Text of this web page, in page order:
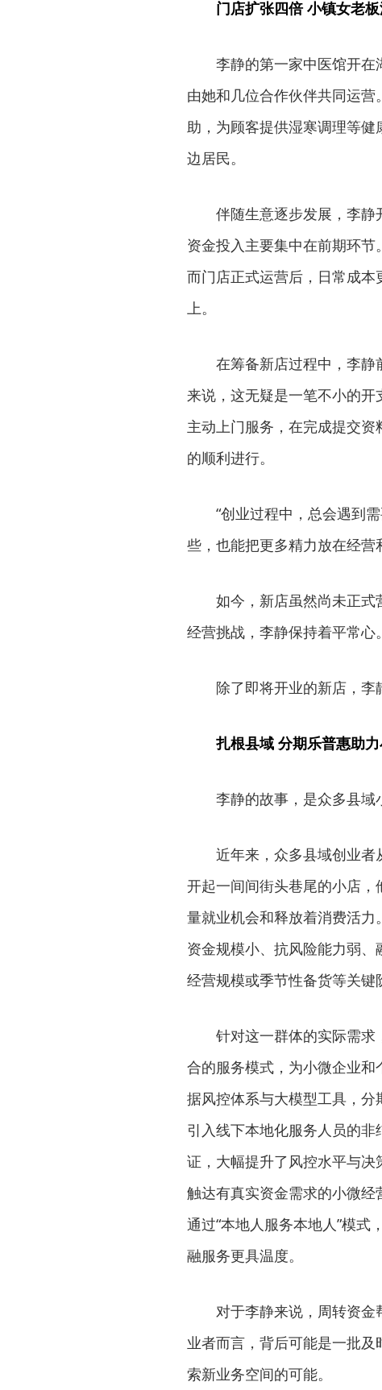
门店扩张四倍 小镇女老
李静的第一家中医馆开在
由她和几位合作伙伴共同运
助，为顾客提供湿寒调理等
边居民。
伴随生意逐步发展，李静
资金投入主要集中在前期环节
而门店正式运营后，日常成
上。
在筹备新店过程中，李
来说，这无疑是一笔不小的
主动上门服务，在完成提交
的顺利进行。
“创业过程中，总会遇到
些，也能把更多精力放在经营
如今，新店虽然尚未正
经营挑战，李静保持着平常心
除了即将开业的新店，李
扎根县域 分期乐普惠助
李静的故事，是众多县域
近年来，众多县域创业
开起一间间街头巷尾的小店
量就业机会和释放着消费活
资金规模小、抗风险能力弱
经营规模或季节性备货等关键
针对这一群体的实际需
合的服务模式，为小微企业
据风控体系与大模型工具，
引入线下本地化服务人员的
证，大幅提升了风控水平与
触达有真实资金需求的小微经
通过“本地人服务本地人”模
融服务更具温度。
对于李静来说，周转资
业者而言，背后可能是一批
索新业务空间的可能。